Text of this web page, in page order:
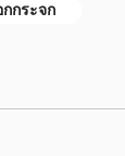
กระจก